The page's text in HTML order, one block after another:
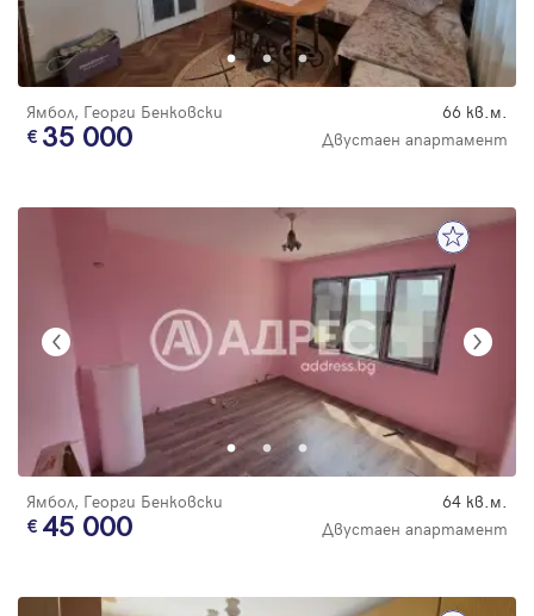
Ямбол, Георги Бенковски 66 кв.м.
35 000 Двустаен апартамент
Ямбол, Георги Бенковски 64 кв.м.
45 000 Двустаен апартамент